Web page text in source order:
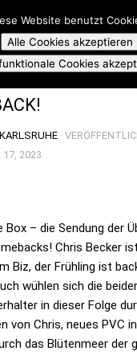
THE BOX
·
17, 2023
– die Sendung der
Chris Becker
Biz, der Frühling ist
wühlen sich die
in dieser Folge
von Chris, neues PVC
das Blütenmeer der
Website benutzt
Alle Cookies akzeptieren
Cookies